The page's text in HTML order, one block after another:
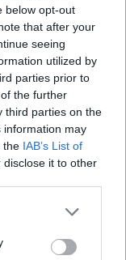
below opt-out
that after your
seeing
utilized by
parties prior to
the further
third parties on the
information may
the IAB’s List of
it to other
or more Google
You may click to
diesel τον